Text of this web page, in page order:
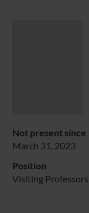
Not present since
March 31, 2023
Position
Visiting Professors